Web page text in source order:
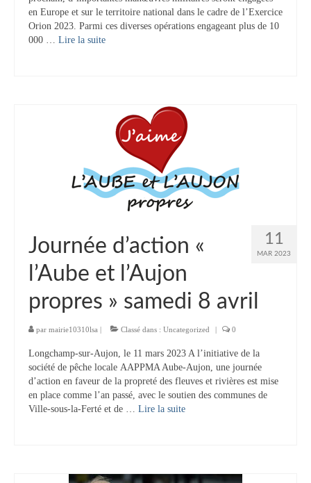
Contact
Contacter votre mairie
en Europe et sur le territoire national dans le cadre de l’Exercice
Orion 2023. Parmi ces diverses opérations engageant plus de 10
000 … Lire la suite­­
11
MAR 2023
Journée d’action «
l’Aube et l’Aujon
propres » samedi 8 avril
par mairie10310lsa Classé dans : Uncategorized 0
Longchamp-sur-Aujon, le 11 mars 2023 A l’initiative de la
société de pêche locale AAPPMA Aube-Aujon, une journée
d’action en faveur de la propreté des fleuves et rivières est mise
en place comme l’an passé, avec le soutien des communes de
Ville-sous-la-Ferté et de … Lire la suite­­